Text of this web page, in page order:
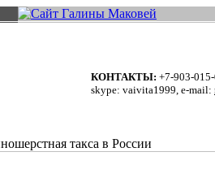
КОНТАКТЫ: +7-903-
skype: vaivita1999, e-mail: